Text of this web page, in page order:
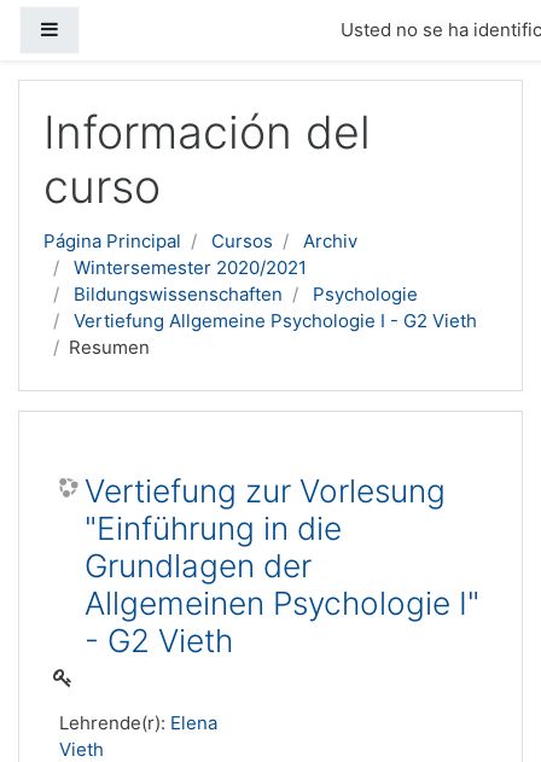
Usted no se ha
Información del
curso
Página Principal Cursos
Archiv
Wintersemester 2020/2021
Bildungswissenschaften
Psychologie
Vertiefung Allgemeine Psychologie I - G2 Vieth
Resumen
Vertiefung zur Vorlesung
"Einführung in die
Grundlagen der
Allgemeinen Psychologie I"
- G2 Vieth
Lehrende(r): Elena
Vieth